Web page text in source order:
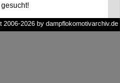
2006-2026 by dampflokomotivarchiv.de